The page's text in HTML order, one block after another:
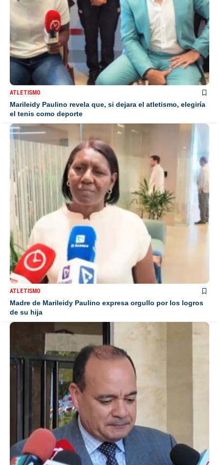
ATLETISMO
Marileidy Paulino revela que, si dejara el atletismo, elegiría
el tenis como deporte
ATLETISMO
Madre de Marileidy Paulino expresa orgullo por los logros
de su hija